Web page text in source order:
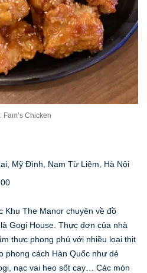
Fam’s Chicken
Mỹ Đình, Nam Từ Liêm, Hà Nội
Khu The Manor chuyên về đồ
Gogi House. Thực đơn của nhà
thực phong phú với nhiều loại thịt
phong cách Hàn Quốc như dẻ
nạc vai heo sốt cay… Các món